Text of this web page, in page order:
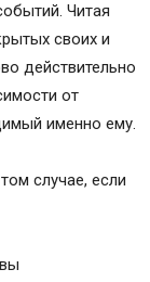
Читая
своих и
действительно
от
именно ему.
случае, если